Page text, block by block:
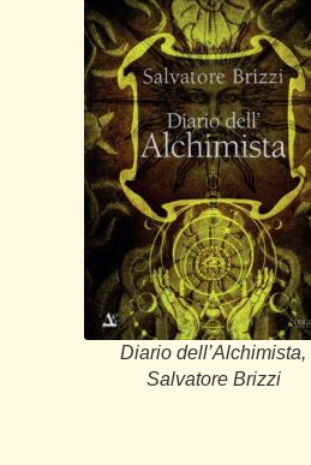
Diario dell’Alchimista,
Salvatore Brizzi